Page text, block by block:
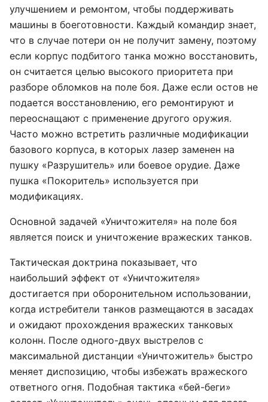
улучшением и ремонтом, чтобы поддерживать
машины в боеготовности. Каждый командир знает,
что в случае потери он не получит замену, поэтому
если корпус подбитого танка можно восстановить,
он считается целью высокого приоритета при
разборе обломков на поле боя. Даже если остов не
подается восстановлению, его ремонтируют и
переоснащают с применение другого оружия.
Часто можно встретить различные модификации
базового корпуса, в которых лазер заменен на
пушку «Разрушитель» или боевое орудие. Даже
пушка «Покоритель» используется при
модификациях.
Основной задачей «Уничтожителя» на поле боя
является поиск и уничтожение вражеских танков.
Тактическая доктрина показывает, что
наибольший эффект от «Уничтожителя»
достигается при оборонительном использовании,
когда истребители танков размещаются в засадах
и ожидают прохождения вражеских танковых
колонн. После одного-двух выстрелов с
максимальной дистанции «Уничтожитель» быстро
меняет диспозицию, чтобы избежать вражеского
ответного огня. Подобная тактика «бей-беги»